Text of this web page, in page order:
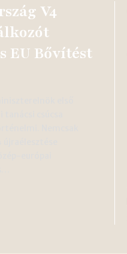
V4
EU Bővítést